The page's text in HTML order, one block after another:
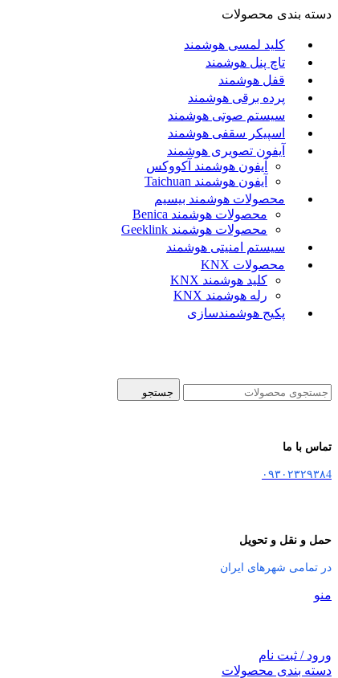
دسته بندی محصولات
کلید لمسی هوشمند
تاچ پنل هوشمند
قفل هوشمند
پرده برقی هوشمند
سیستم صوتی هوشمند
اسپیکر سقفی هوشمند
آیفون تصویری هوشمند
آيفون هوشمند آکووکس
آیفون هوشمند Taichuan
محصولات هوشمند بیسیم
محصولات هوشمند Benica
محصولات هوشمند Geeklink
سیستم امنیتی هوشمند
محصولات KNX
کلید هوشمند KNX
رله هوشمند KNX
پکیج هوشمندسازی
جستجو
تماس با ما
۰۹۳۰۲۳۲۹۳۸4
حمل و نقل و تحویل
در تمامی شهرهای ایران
منو
ورود / ثبت نام
دسته بندی محصولات